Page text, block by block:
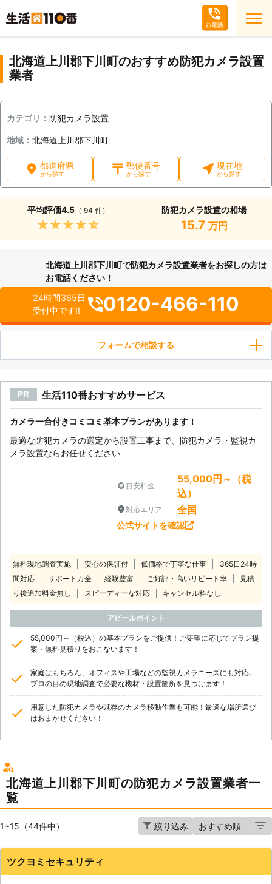
北海道上川郡下川町のおすすめ防犯カメラ設置
業者
カテゴリ： 防犯カメラ設置
地域： 北海道上川郡下川町
都道府県
から探す
郵便番号
から探す
現在地
から探す
平均評価4.5（ 94 件）
★★★★★
防犯カメラ設置の相場
15.7 万円
北海道上川郡下川町で防犯カメラ設置業者をお探しの方は
お電話ください！
24時間365日
受付中です!!
0120-466-110
フォームで相談する
PR 生活110番おすすめサービス
カメラ一台付きコミコミ基本プランがあります！
最適な防犯カメラの選定から設置工事まで、防犯カメラ・監視カ
メラ設置ならお任せください
目安料金
55,000円～（税
込）
対応エリア 全国
公式サイトを確認
無料現地調査実施 安心の保証付 低価格で丁寧な仕事
365日24時
間対応
サポート万全 経験豊富 ご好評・高いリピート率
見積
り後追加料金無し
スピーディーな対応 キャンセル料なし
アピールポイント
55,000円～（税込）の基本プランをご提供！ご要望に応じてプラン提
案・無料見積りをおこないます！
家庭はもちろん、オフィスや工場などの監視カメラニーズにも対応。
プロの目の現地調査で必要な機材・設置箇所を見つけます！
用意した防犯カメラや既存のカメラ移動作業も可能！最適な場所選び
はおまかせください！
北海道上川郡下川町の防犯カメラ設置業者一
覧
1~15（44件中） 絞り込み
ツクヨミセキュリティ